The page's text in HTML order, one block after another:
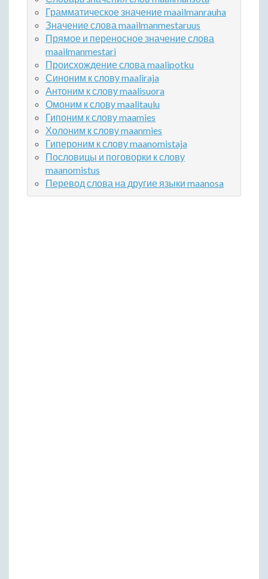
Грамматическое значение maailmanrauha
Значение слова maailmanmestaruus
Прямое и переносное значение слова
maailmanmestari
Происхождение слова maalipotku
Синоним к слову maaliraja
Антоним к слову maalisuora
Омоним к слову maalitaulu
Гипоним к слову maamies
Холоним к слову maanmies
Гипероним к слову maanomistaja
Пословицы и поговорки к слову
maanomistus
Перевод слова на другие языки maanosa